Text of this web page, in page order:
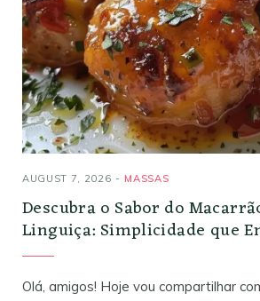
AUGUST 7, 2026 MASSAS
Descubra o Sabor do
Linguiça: Simplicidade que
Olá, amigos! Hoje vou compartilhar